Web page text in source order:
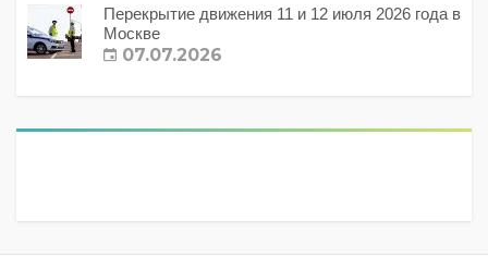
Перекрытие движения 11 и 12 июля 2026 года в
Москве
07.07.2026